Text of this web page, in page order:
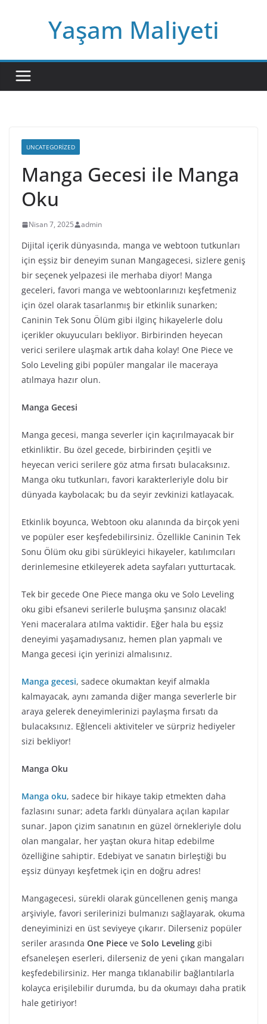
Yaşam Maliyeti
UNCATEGORIZED
Manga Gecesi ile Manga
Oku
Nisan 7, 2025 admin
Dijital içerik dünyasında, manga ve webtoon tutkunları
için eşsiz bir deneyim sunan Mangagecesi, sizlere geniş
bir seçenek yelpazesi ile merhaba diyor! Manga
geceleri, favori manga ve webtoonlarınızı keşfetmeniz
için özel olarak tasarlanmış bir etkinlik sunarken;
Caninin Tek Sonu Ölüm gibi ilginç hikayelerle dolu
içerikler okuyucuları bekliyor. Birbirinden heyecan
verici serilere ulaşmak artık daha kolay! One Piece ve
Solo Leveling gibi popüler mangalar ile maceraya
atılmaya hazır olun.
Manga Gecesi
Manga gecesi, manga severler için kaçırılmayacak bir
etkinliktir. Bu özel gecede, birbirinden çeşitli ve
heyecan verici serilere göz atma fırsatı bulacaksınız.
Manga oku tutkunları, favori karakterleriyle dolu bir
dünyada kaybolacak; bu da seyir zevkinizi katlayacak.
Etkinlik boyunca, Webtoon oku alanında da birçok yeni
ve popüler eser keşfedebilirsiniz. Özellikle Caninin Tek
Sonu Ölüm oku gibi sürükleyici hikayeler, katılımcıları
derinlemesine etkileyerek adeta sayfaları yutturtacak.
Tek bir gecede One Piece manga oku ve Solo Leveling
oku gibi efsanevi serilerle buluşma şansınız olacak!
Yeni maceralara atılma vaktidir. Eğer hala bu eşsiz
deneyimi yaşamadıysanız, hemen plan yapmalı ve
Manga gecesi için yerinizi almalısınız.
Manga gecesi, sadece okumaktan keyif almakla
kalmayacak, aynı zamanda diğer manga severlerle bir
araya gelerek deneyimlerinizi paylaşma fırsatı da
bulacaksınız. Eğlenceli aktiviteler ve sürpriz hediyeler
sizi bekliyor!
Manga Oku
Manga oku, sadece bir hikaye takip etmekten daha
fazlasını sunar; adeta farklı dünyalara açılan kapılar
sunar. Japon çizim sanatının en güzel örnekleriyle dolu
olan mangalar, her yaştan okura hitap edebilme
özelliğine sahiptir. Edebiyat ve sanatın birleştiği bu
eşsiz dünyayı keşfetmek için en doğru adres!
Mangagecesi, sürekli olarak güncellenen geniş manga
arşiviyle, favori serilerinizi bulmanızı sağlayarak, okuma
deneyiminizi en üst seviyeye çıkarır. Dilerseniz popüler
seriler arasında One Piece ve Solo Leveling gibi
efsaneleşen eserleri, dilerseniz de yeni çıkan mangaları
keşfedebilirsiniz. Her manga tıklanabilir bağlantılarla
kolayca erişilebilir durumda, bu da okumayı daha pratik
hale getiriyor!